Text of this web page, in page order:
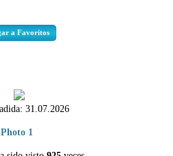
a Favoritos
31.07.2026
Photo 1